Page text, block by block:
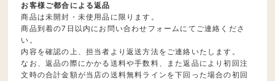
お客様ご都合による返品
商品は未開封・未使用品に限ります。
商品到着の7日以内にお問い合わせフォームにてご連絡くださ
い。
内容を確認の上、担当者より返送方法をご連絡いたします。
なお、返品の際にかかる送料や手数料、また返品により初回注
文時の合計金額が当店の送料無料ラインを下回った場合の初回